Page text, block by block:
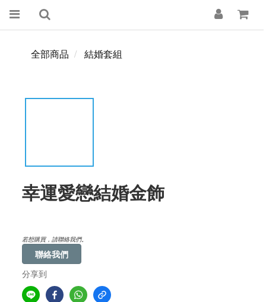
全部商品 結婚套組
幸運愛戀結婚金飾
若想購買，請聯絡我們。
聯絡我們
分享到